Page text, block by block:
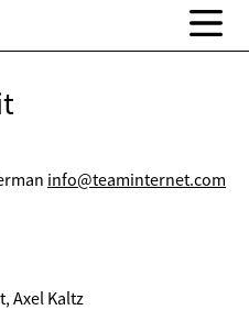
info@teaminternet.com
Axel Kaltz